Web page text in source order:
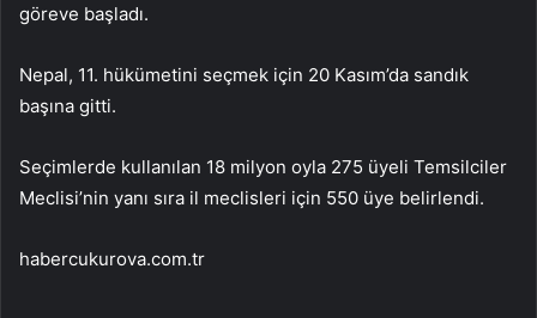
göreve başladı.
Nepal, 11. hükümetini seçmek için 20 Kasım’da sandık
başına gitti.
Seçimlerde kullanılan 18 milyon oyla 275 üyeli Temsilciler
Meclisi’nin yanı sıra il meclisleri için 550 üye belirlendi.
habercukurova.com.tr